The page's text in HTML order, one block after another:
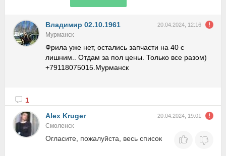
Владимир 02.10.1961 20.04.2024, 12:16
Мурманск
Фрила уже нет, остались запчасти на 40 с
лишним.. Отдам за пол цены. Только все разом)
+79118075015.Мурманск
1
Alex Kruger
20.04.2024, 19:01
Смоленск
Огласите, пожалуйста, весь список